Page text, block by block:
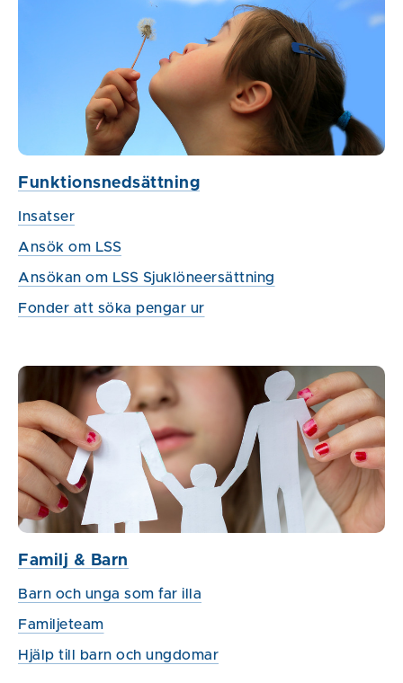
Funktionsnedsättning
Insatser
Ansök om LSS
Ansökan om LSS Sjuklöneersättning
Fonder att söka pengar ur
Familj & Barn
Barn och unga som far illa
Familjeteam
Hjälp till barn och ungdomar